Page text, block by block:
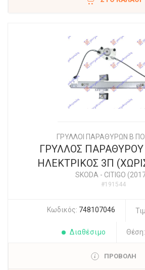
ΓΡΥΛΛΟΙ ΠΑΡΑΘΥΡΩΝ Β
ΓΡΥΛΛΟΣ
ΗΛΕΚΤΡΙΚΟΣ 3Π
SKODA - CITIGO
#191544
Κωδικός: 748107046
Διαθέσιμο Θέση:
ΠΡΟΒΟΛΗ